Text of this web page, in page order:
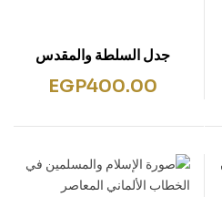
جدل السلطة والمقدس
EGP400.00